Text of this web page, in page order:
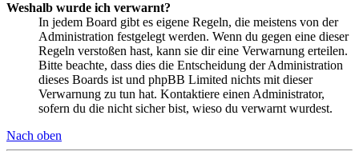
Weshalb wurde ich verwarnt?
In jedem Board gibt es eigene Regeln, die meistens von der
Administration festgelegt werden. Wenn du gegen eine dieser
Regeln verstoßen hast, kann sie dir eine Verwarnung erteilen.
Bitte beachte, dass dies die Entscheidung der Administration
dieses Boards ist und phpBB Limited nichts mit dieser
Verwarnung zu tun hat. Kontaktiere einen Administrator,
sofern du die nicht sicher bist, wieso du verwarnt wurdest.
Nach oben